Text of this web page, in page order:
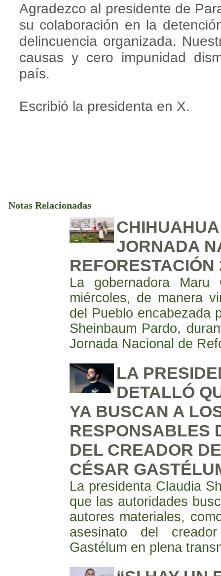
Agradezco al presidente de
su colaboración en la
delincuencia organizada.
causas y cero impunidad
país.
Escribió la presidenta en X.
Notas Relacionadas
JORNADA
REFORESTACIÓN
La gobernadora Maru
miércoles, de manera
del Pueblo encabezada
Sheinbaum Pardo,
Jornada Nacional de
LA
DETALLÓ
YA BUSCAN A
RESPONSABLES
DEL CREADOR
CÉSAR
La presidenta Claudia
que las autoridades
autores materiales,
asesinato del
Gastélum en plena